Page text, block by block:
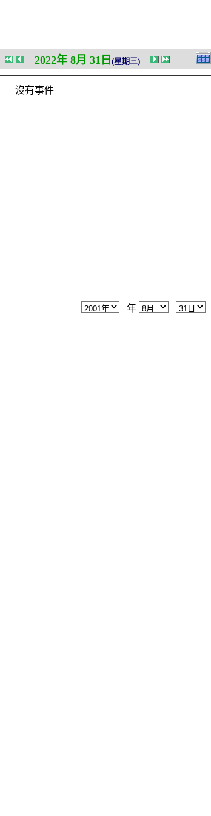
2022年 8月 31日 (星期三)
沒有事件
年